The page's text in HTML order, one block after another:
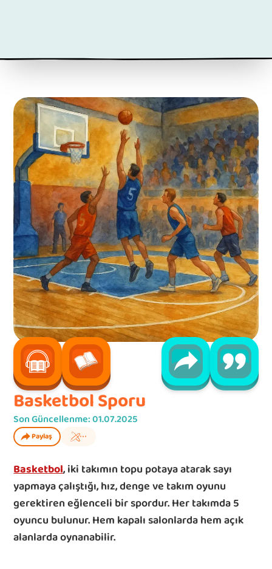
Basketbol Sporu
Son Güncellenme:01.07.2025
Paylaş
Basketbol, iki takımın topu potaya atarak sayı
yapmaya çalıştığı, hız, denge ve takım oyunu
gerektiren eğlenceli bir spordur. Her takımda 5
oyuncu bulunur. Hem kapalı salonlarda hem açık
alanlarda oynanabilir.